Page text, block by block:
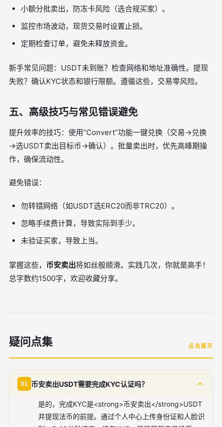
小额分批卖出，防冻卡风险（选合规买家）。
监控市场波动，现货交易时设置止损。
定期检查订单，避免未释放资金。
新手常见问题：USDT未到账？检查网络和地址准确性。提现
失败？确认KYC状态和银行限额。遵循这些，交易零风险。
五、高级技巧与常见错误避免
提升效率的技巧：使用“Convert”功能一键兑换（交易→兑换
→选USDT卖出目标币→确认）。批量卖出时，优先高峰期操
作，确保流动性。
避免错误：
勿转错网络（如USDT选ERC20而非TRC20）。
忽略手续费计算，导致实际到手少。
未验证买家，导致上当。
掌握这些， 币安卖出将如丝般顺滑。实践几次，你就是高手！
总字数约1500字，欢迎收藏分享。
疑问点集 点击展开
01 币安卖出USDT需要完成KYC认证吗？
是的，完成KYC是<strong>币安卖出</strong>USDT
并提现法币的前提。通过个人中心上传身份证和人脸识